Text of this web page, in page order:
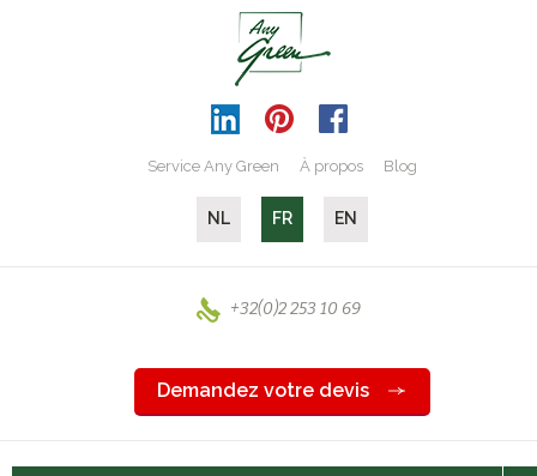
Service Any Green À propos Blog
NL FR EN
+32(0)2 253 10 69
Demandez votre devis